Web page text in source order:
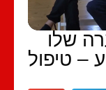
שלו
– טיפול